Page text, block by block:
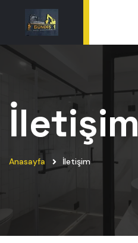
İletişim
Anasayfa İletişim